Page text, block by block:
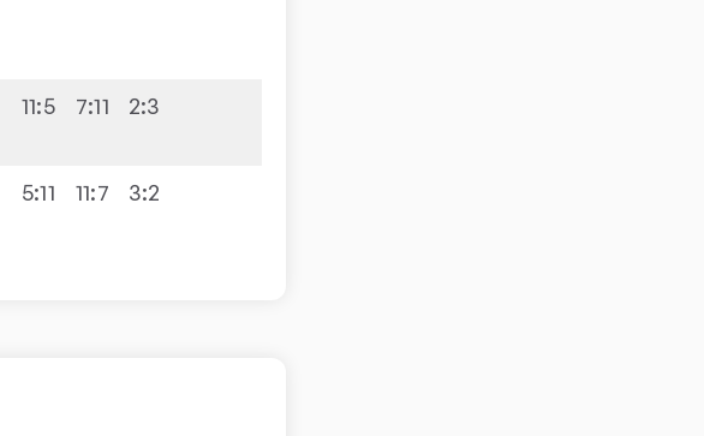
11:5 7:11 2:3
5:11 11:7 3:2